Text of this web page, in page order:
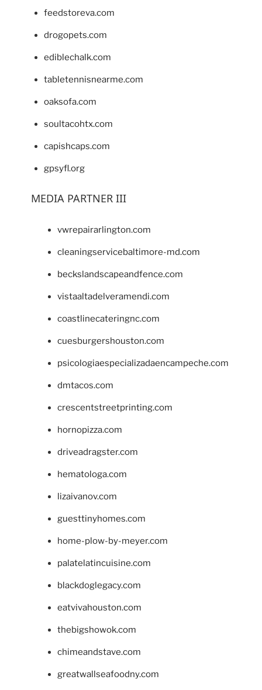
feedstoreva.com
drogopets.com
ediblechalk.com
tabletennisnearme.com
oaksofa.com
soultacohtx.com
capishcaps.com
gpsyfl.org
MEDIA PARTNER III
vwrepairarlington.com
cleaningservicebaltimore-md.com
beckslandscapeandfence.com
vistaaltadelveramendi.com
coastlinecateringnc.com
cuesburgershouston.com
psicologiaespecializadaencampeche.com
dmtacos.com
crescentstreetprinting.com
hornopizza.com
driveadragster.com
hematologa.com
lizaivanov.com
guesttinyhomes.com
home-plow-by-meyer.com
palatelatincuisine.com
blackdoglegacy.com
eatvivahouston.com
thebigshowok.com
chimeandstave.com
greatwallseafoodny.com